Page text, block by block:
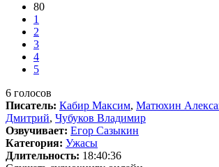
80
1
2
3
4
5
6 голосов
Писатель: Кабир Максим, Матюхин
Дмитрий, Чубуков Владимир
Озвучивает: Егор Сазыкин
Категория: Ужасы
Длительность: 18:40:36